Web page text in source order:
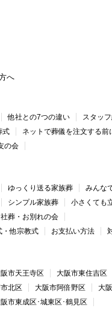
へ
他社との7つの違い
スタッ
式
ネットで葬儀を注文する前
の会
ゆっくり送る家族葬
みんな
シンプル家族葬
小さくても
社葬・お別れの会
・他宗教式
お支払い方法
市天王寺区 大阪市東住吉区
北区 大阪市阿倍野区
大
市東成区･城東区･鶴見区